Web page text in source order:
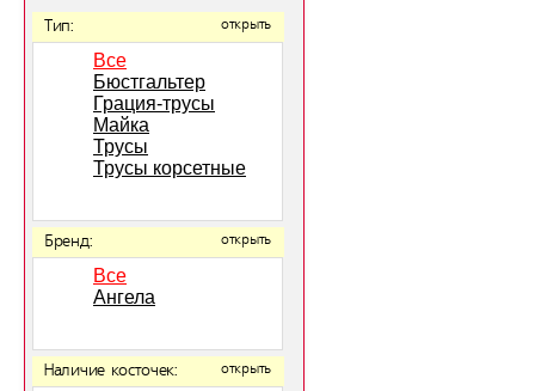
Тип: открыть
Все
Бюстгальтер
Грация-трусы
Майка
Трусы
Трусы корсетные
Бренд: открыть
Все
Ангела
Наличие косточек: открыть